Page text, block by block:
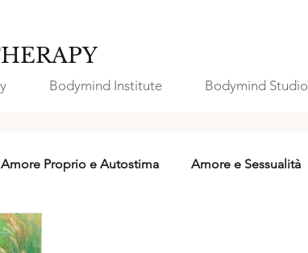
Bodymind Institute Bodymind Studio
Amore Proprio e Autostima Amore e Sessualità